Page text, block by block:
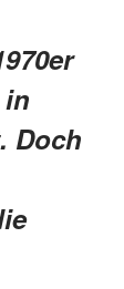
Doch